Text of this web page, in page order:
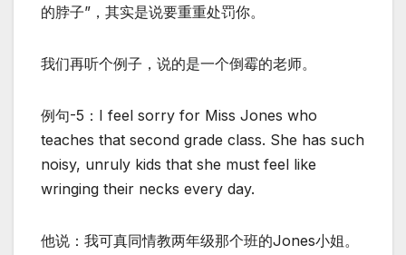
的脖子”，其实是说要重重处罚你。
我们再听个例子，说的是一个倒霉的老师。
例句-5：I feel sorry for Miss Jones who
teaches that second grade class. She has such
noisy, unruly kids that she must feel like
wringing their necks every day.
他说：我可真同情教两年级那个班的Jones小姐。